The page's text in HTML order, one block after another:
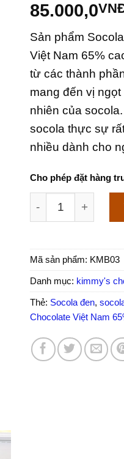
85.000,0
Sản phẩm
Việt Nam 65%
từ các thành
mang đến vị
nhiên của
socola thực sự
nhiều dành cho
Cho phép đặt hàng
Socola đen
Mã sản phẩm: KMB03
Danh mục: kimmy's
Thẻ: Socola đen,
Chocolate Việt Nam